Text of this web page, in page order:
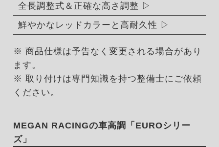
全長調整式＆正確な高さ調整
鮮やかなレッドカラーと高耐久性
※ 商品仕様は予告なく変更される場合があり
ます。
※ 取り付けは専門知識を持つ整備士にご依頼
ください。
MEGAN RACINGの車高調「EUROシリー
ズ」